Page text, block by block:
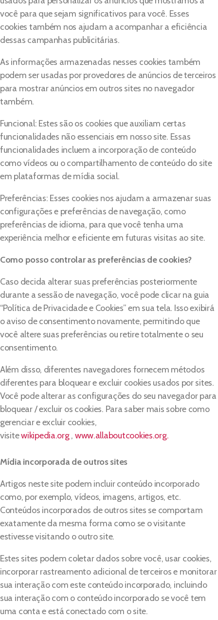
você para que sejam significativos para você. Esses
cookies também nos ajudam a acompanhar a eficiência
dessas campanhas publicitárias.
As informações armazenadas nesses cookies também
podem ser usadas por provedores de anúncios de terceiros
para mostrar anúncios em outros sites no navegador
também.
Funcional: Estes são os cookies que auxiliam certas
funcionalidades não essenciais em nosso site. Essas
funcionalidades incluem a incorporação de conteúdo
como vídeos ou o compartilhamento de conteúdo do site
em plataformas de mídia social.
Preferências: Esses cookies nos ajudam a armazenar suas
configurações e preferências de navegação, como
preferências de idioma, para que você tenha uma
experiência melhor e eficiente em futuras visitas ao site.
Como posso controlar as preferências de cookies?
Caso decida alterar suas preferências posteriormente
durante a sessão de navegação, você pode clicar na guia
“Política de Privacidade e Cookies” em sua tela. Isso exibirá
o aviso de consentimento novamente, permitindo que
você altere suas preferências ou retire totalmente o seu
consentimento.
Além disso, diferentes navegadores fornecem métodos
diferentes para bloquear e excluir cookies usados por sites.
Você pode alterar as configurações do seu navegador para
bloquear / excluir os cookies. Para saber mais sobre como
gerenciar e excluir cookies,
visitewikipedia.org, www.allaboutcookies.org.
Mídia incorporada de outros sites
Artigos neste site podem incluir conteúdo incorporado
como, por exemplo, vídeos, imagens, artigos, etc.
Conteúdos incorporados de outros sites se comportam
exatamente da mesma forma como se o visitante
estivesse visitando o outro site.
Estes sites podem coletar dados sobre você, usar cookies,
incorporar rastreamento adicional de terceiros e monitorar
sua interação com este conteúdo incorporado, incluindo
sua interação com o conteúdo incorporado se você tem
uma conta e está conectado com o site.